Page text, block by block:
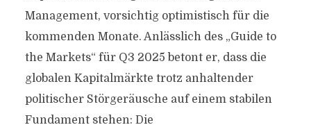
Management, vorsichtig optimistisch für die
kommenden Monate. Anlässlich des „Guide to
the Markets“ für Q3 2025 betont er, dass die
globalen Kapitalmärkte trotz anhaltender
politischer Störgeräusche auf einem stabilen
Fundament stehen: Die